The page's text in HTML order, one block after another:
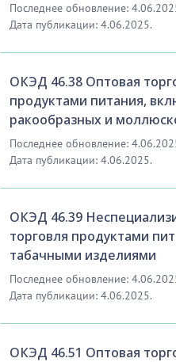
Последнее обновление:
Дата публикации: 4.06.2025.
ОКЭД 46.38 Оптовая
продуктами питания,
ракообразных и
Последнее обновление:
Дата публикации: 4.06.2025.
ОКЭД 46.39
торговля продуктами
табачными изделиями
Последнее обновление:
Дата публикации: 4.06.2025.
ОКЭД 46.51 Оптовая